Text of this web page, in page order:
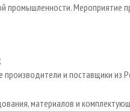
Мероприятие
и поставщики из
материалов и